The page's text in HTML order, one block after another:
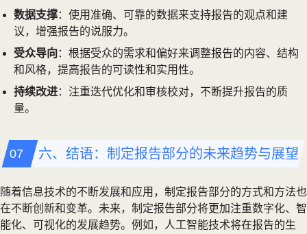
数据支撑：使用准确、可靠的数据来支持报告的观点和建
议，增强报告的说服力。
受众导向 ：根据受众的需求和偏好来调整报告的内容、结构
和风格，提高报告的可读性和实用性。
持续改进：注重迭代优化和审核校对，不断提升报告的质
量。
六、结语：制定报告部分的未来趋势与展望
随着信息技术的不断发展和应用，制定报告部分的方式和方法也
在不断创新和变革。未来，制定报告部分将更加注重数字化、智
能化、可视化的发展趋势。例如，人工智能技术将在报告的生